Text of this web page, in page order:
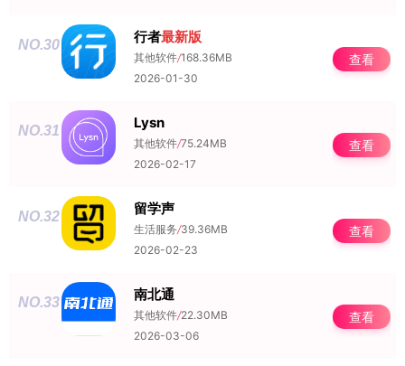
NO.30 行者最新版
其他软件/168.36MB
2026-01-30
查看
NO.31 Lysn
其他软件/75.24MB
2026-02-17
查看
NO.32 留学声
生活服务/39.36MB
2026-02-23
查看
NO.33 南北通
其他软件/22.30MB
2026-03-06
查看